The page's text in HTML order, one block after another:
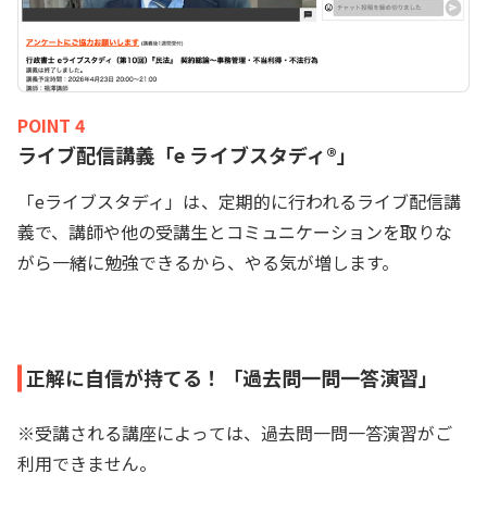
POINT 4
ライブ配信講義「e ライブスタディ®」
「eライブスタディ」は、定期的に行われるライブ配信講
義で、講師や他の受講生とコミュニケーションを取りな
がら一緒に勉強できるから、やる気が増します。
正解に自信が持てる！「過去問一問一答演習」
※受講される講座によっては、過去問一問一答演習がご
利用できません。